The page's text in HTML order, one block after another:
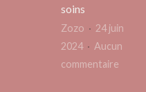
soins
Zozo
24 juin
2024
Aucun
commentaire